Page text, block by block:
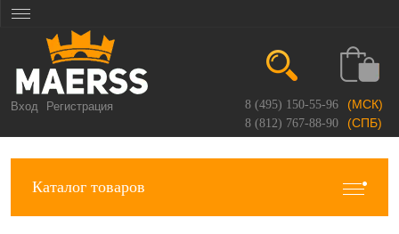
Вход Регистрация 8 (495) 150-55-96 (МСК)
8 (812) 767-88-90 (СПБ)
Каталог товаров